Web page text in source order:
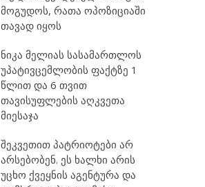
მოგუდოს, რათა ოპოზიციაში
თავად იყოს
ნიკა მელიას სასამართლოს
უპატივცემლობის ფაქტზე 1
წლით და 6 თვით
თავისუფლების აღკვეთა
მიესაჯა
შეკვეთით პატრიოტები არ
არსებობენ. ეს ხალხი არის
უცხო ქვეყნის აგენტურა და